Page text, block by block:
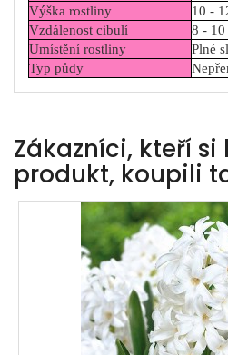
Výška rostliny
10 -
Vzdálenost cibulí
8 - 10
Umístění rostliny
Plné
Typ půdy
Zákazníci, kteří
produkt, koupili